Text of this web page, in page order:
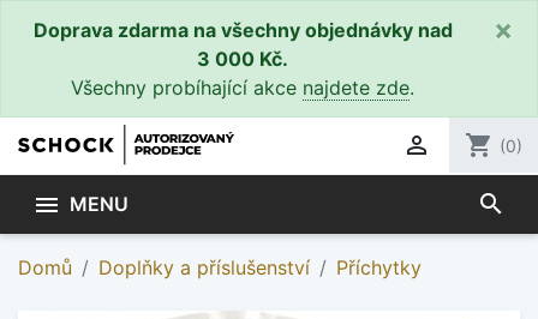
Doprava zdarma na všechny objednávky nad
3 000 Kč.
Všechny probíhající akce najdete zde.
×
 shopping_cart (0)
 MENU search
Domů Doplňky a příslušenství Příchytky